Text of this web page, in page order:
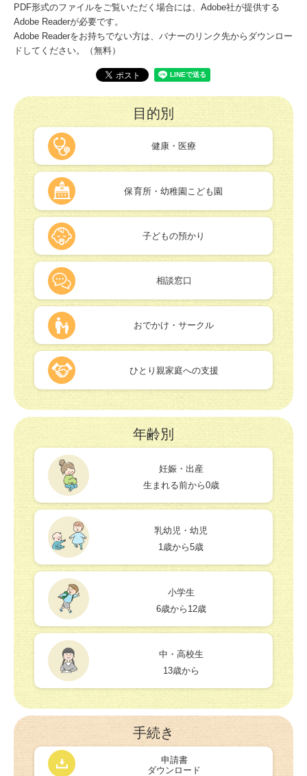
PDF形式のファイルをご覧いただく場合には、Adobe社が提供する
Adobe Readerが必要です。
Adobe Readerをお持ちでない方は、バナーのリンク先からダウンロー
ドしてください。（無料）
目的別
健康・医療
保育所・幼稚園こども園
子どもの預かり
相談窓口
おでかけ・サークル
ひとり親家庭への支援
年齢別
妊娠・出産
生まれる前から0歳
乳幼児・幼児
1歳から5歳
小学生
6歳から12歳
中・高校生
13歳から
手続き
申請書
ダウンロード